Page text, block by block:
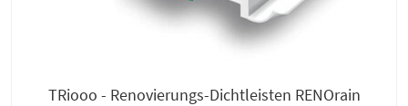
TRiooo - Renovierungs-Dichtleisten RENOrain